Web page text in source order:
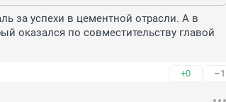
за успехи в цементной отрасли. А в
оказался по совместительству главой
+0 –1